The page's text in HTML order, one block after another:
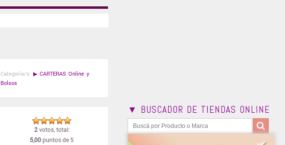
Categoría/s: ▶ CARTERAS Online y
Bolsos
2votos, total:
5,00puntos de 5
▼ BUSCADOR DE TIENDAS ONLINE